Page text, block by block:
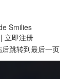
Smilies
| 立即注册
后跳转到最后一页